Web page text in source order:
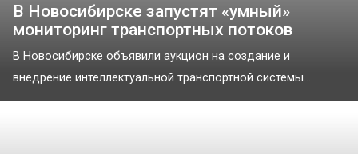
В Новосибирске запустят «умный»
мониторинг транспортных потоков
В Новосибирске объявили аукцион на создание и
внедрение интеллектуальной транспортной системы....